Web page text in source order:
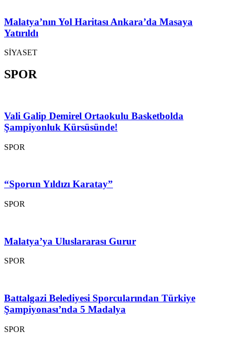
Malatya’nın Yol Haritası Ankara’da Masaya
Yatırıldı
SİYASET
SPOR
Vali Galip Demirel Ortaokulu Basketbolda
Şampiyonluk Kürsüsünde!
SPOR
“Sporun Yıldızı Karatay”
SPOR
Malatya’ya Uluslararası Gurur
SPOR
Battalgazi Belediyesi Sporcularından Türkiye
Şampiyonası’nda 5 Madalya
SPOR